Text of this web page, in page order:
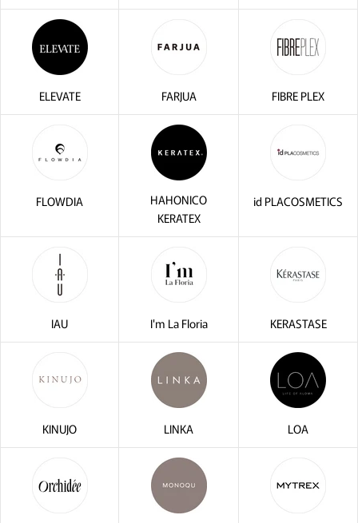
ELEVATE FARJUA FIBRE PLEX
FLOWDIA
HAHONICO
KERATEX
id PLACOSMETICS
IAU I'm La Floria KERASTASE
KINUJO LINKA LOA